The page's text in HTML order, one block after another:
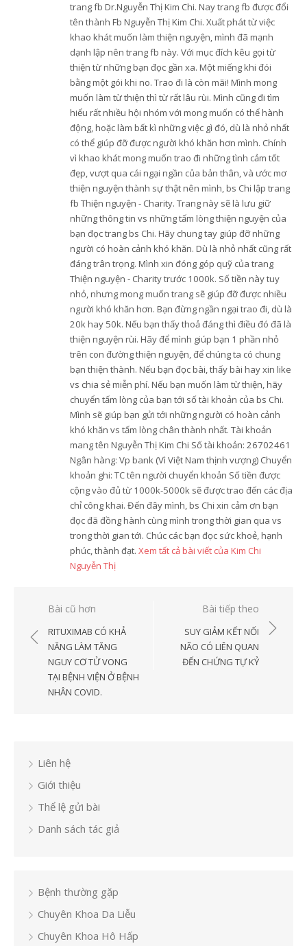
trang fb Dr.Nguyễn Thị Kim Chi. Nay trang fb được đổi
tên thành Fb Nguyễn Thị Kim Chi. Xuất phát từ việc
khao khát muốn làm thiện nguyện, mình đã mạnh
dạnh lập nên trang fb này. Với mục đích kêu gọi từ
thiện từ những bạn đọc gần xa. Một miếng khi đói
bằng một gói khi no. Trao đi là còn mãi! Mình mong
muốn làm từ thiện thì từ rất lâu rùi. Mình cũng đi tìm
hiểu rất nhiều hội nhóm với mong muốn có thể hành
động, hoặc làm bất kì những việc gì đó, dù là nhỏ nhất
có thể giúp đỡ được người khó khăn hơn mình. Chính
vì khao khát mong muốn trao đi những tình cảm tốt
đẹp, vượt qua cái ngại ngần của bản thân, và ước mơ
thiện nguyện thành sự thật nên mình, bs Chi lập trang
fb Thiện nguyện - Charity. Trang này sẽ là lưu giữ
những thông tin vs những tấm lòng thiện nguyện của
bạn đọc trang bs Chi. Hãy chung tay giúp đỡ những
người có hoàn cảnh khó khăn. Dù là nhỏ nhất cũng rất
đáng trân trọng. Mình xin đóng góp quỹ của trang
Thiện nguyện - Charity trước 1000k. Số tiền này tuy
nhỏ, nhưng mong muốn trang sẽ giúp đỡ được nhiều
người khó khăn hơn. Bạn đừng ngần ngại trao đi, dù là
20k hay 50k. Nếu bạn thấy thoả đáng thì điều đó đã là
thiện nguyện rùi. Hãy để mình giúp bạn 1 phần nhỏ
trên con đường thiện nguyện, để chúng ta có chung
bạn thiện thành. Nếu bạn đọc bài, thấy bài hay xin like
vs chia sẻ miễn phí. Nếu bạn muốn làm từ thiện, hãy
chuyển tấm lòng của bạn tới số tài khoản của bs Chi.
Mình sẽ giúp bạn gửi tới những người có hoàn cảnh
khó khăn vs tấm lòng chân thành nhất. Tài khoản
mang tên Nguyễn Thị Kim Chi Số tài khoản: 26702461
Ngân hàng: Vp bank (Vì Việt Nam thịnh vượng) Chuyển
khoản ghi: TC tên người chuyển khoản Số tiền được
cộng vào đủ từ 1000k-5000k sẽ được trao đến các địa
chỉ công khai. Đến đây mình, bs Chi xin cảm ơn bạn
đọc đã đồng hành cùng mình trong thời gian qua vs
trong thời gian tới. Chúc các bạn đọc sức khoẻ, hạnh
phúc, thành đạt. Xem tất cả bài viết của Kim Chi
Nguyễn Thị
Điều
hướng
bài
viết
Bài cũ hơn
RITUXIMAB CÓ KHẢ
NĂNG LÀM TĂNG
NGUY CƠ TỬ VONG
TẠI BỆNH VIỆN Ở BỆNH
NHÂN COVID.
Bài tiếp theo
SUY GIẢM KẾT NỐI
NÃO CÓ LIÊN QUAN
ĐẾN CHỨNG TỰ KỶ
Liên hệ
Giới thiệu
Thể lệ gửi bài
Danh sách tác giả
Bệnh thường gặp
Chuyên Khoa Da Liễu
Chuyên Khoa Hô Hấp